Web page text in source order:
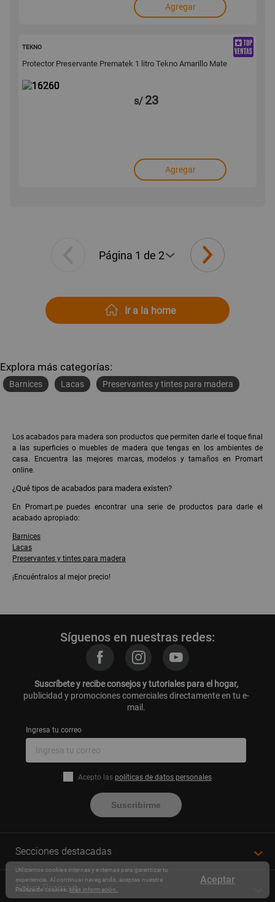
Agregar
TEKNO
Protector Preservante Prematek 1 litro Tekno Amarillo Mate
s/ 23
Agregar
Ir a la home
Explora más categorías:
Barnices Lacas Preservantes y tintes para madera
Los acabados para madera son productos que permiten darle el toque final
a las superficies o muebles de madera que tengas en los ambientes de
casa. Encuentra las mejores marcas, modelos y tamaños en Promart
online.
¿Qué tipos de acabados para madera existen?
En Promart.pe puedes encontrar una serie de productos para darle el
acabado apropiado:
Barnices
Lacas
Preservantes y tintes para madera
¡Encuéntralos al mejor precio!
Síguenos en nuestras redes:
Suscríbete y recibe consejos y tutoriales para el hogar,
publicidad y promociones comerciales directamente en tu e-
mail.
Ingresa tu correo
Acepto las políticas de datos personales
Suscribirme
Secciones destacadas
Sobre Promart
Aceptar
Utilizamos cookies internas y externas para garantizar tu
experiencia. Al continuar navegando, aceptas nuestra
Política de cookies.Más información.